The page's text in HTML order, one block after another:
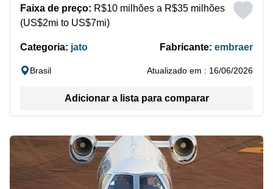
Faixa de preço: R$10 milhões a R$35 milhões
(US$2mi to US$7mi)
Categoria: jato Fabricante: embraer
Brasil Atualizado em : 16/06/2026
Adicionar a lista para comparar